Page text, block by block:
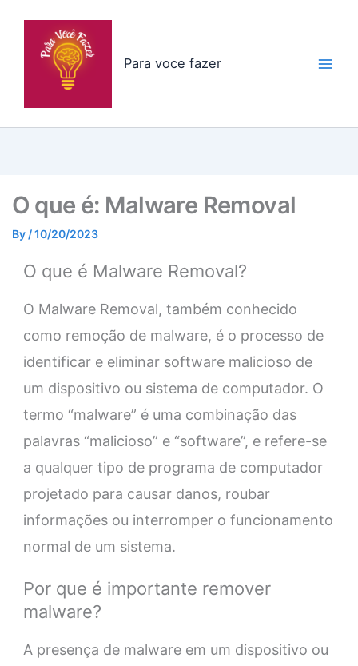
Para voce fazer
O que é: Malware Removal
By /10/20/2023
O que é Malware Removal?
O Malware Removal, também conhecido
como remoção de malware, é o processo de
identificar e eliminar software malicioso de
um dispositivo ou sistema de computador. O
termo “malware” é uma combinação das
palavras “malicioso” e “software”, e refere-se
a qualquer tipo de programa de computador
projetado para causar danos, roubar
informações ou interromper o funcionamento
normal de um sistema.
Por que é importante remover
malware?
A presença de malware em um dispositivo ou